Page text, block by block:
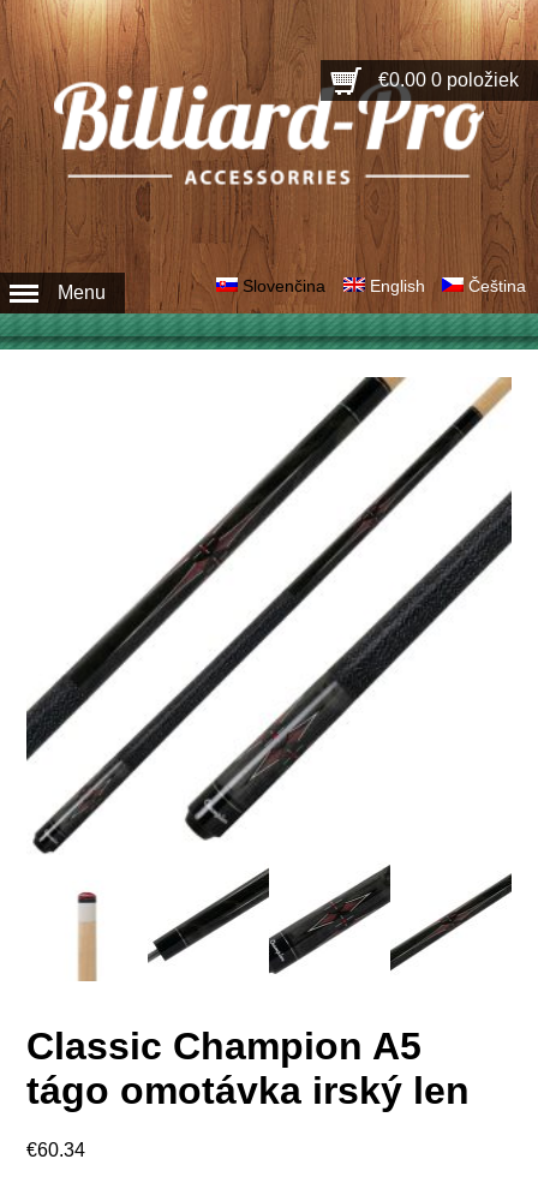
€0.00 0 položiek
Slovenčina English Čeština
Menu
Classic Champion A5
tágo omotávka irský len
€60.34